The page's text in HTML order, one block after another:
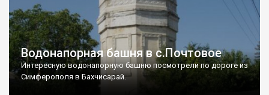
Водонапорная башня в с.Почтовое
Интересную водонапорную башню посмотрели по дороге из
Симферополя в Бахчисарай.